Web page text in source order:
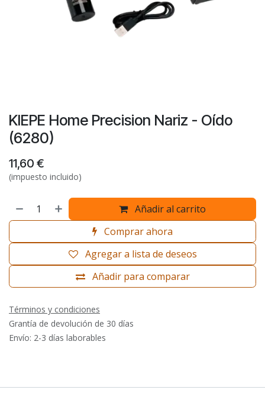
KIEPE Home Precision Nariz - Oído
(6280)
11,60 €
(impuesto incluido)
Añadir al carrito
Comprar ahora
Añadir para comparar
Agregar a lista de deseos
Términos y condiciones
Grantía de devolución de 30 días
Envío: 2-3 días laborables